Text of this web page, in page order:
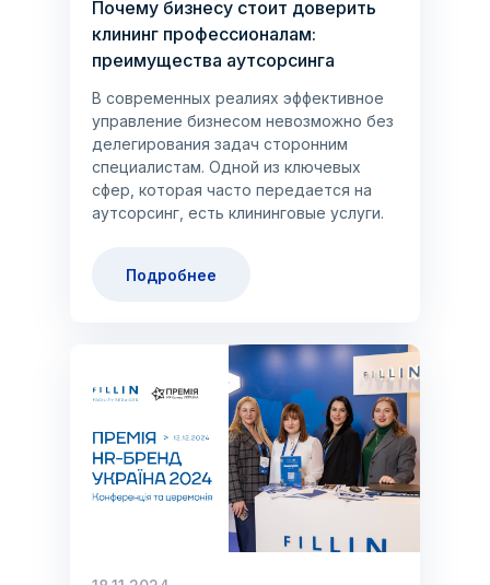
Почему бизнесу стоит доверить
клининг профессионалам:
преимущества аутсорсинга
В современных реалиях эффективное
управление бизнесом невозможно без
делегирования задач сторонним
специалистам. Одной из ключевых
сфер, которая часто передается на
аутсорсинг, есть клининговые услуги.
Подробнее